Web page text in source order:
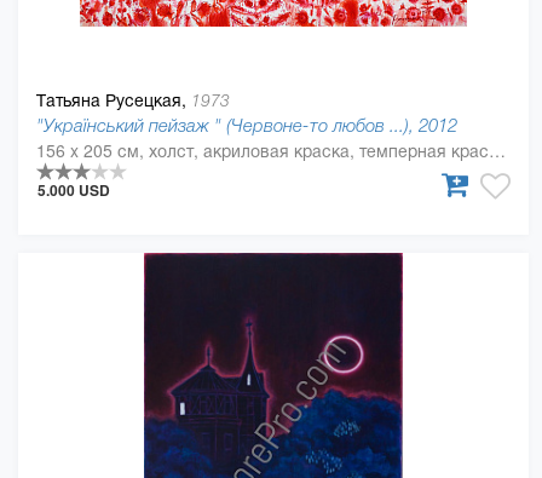
Татьяна Русецкая, 1973
"Український пейзаж " (Червоне-то любов ...), 2012
156 x 205 см, холст, акриловая краска, темперная краска, тушь
5.000 USD